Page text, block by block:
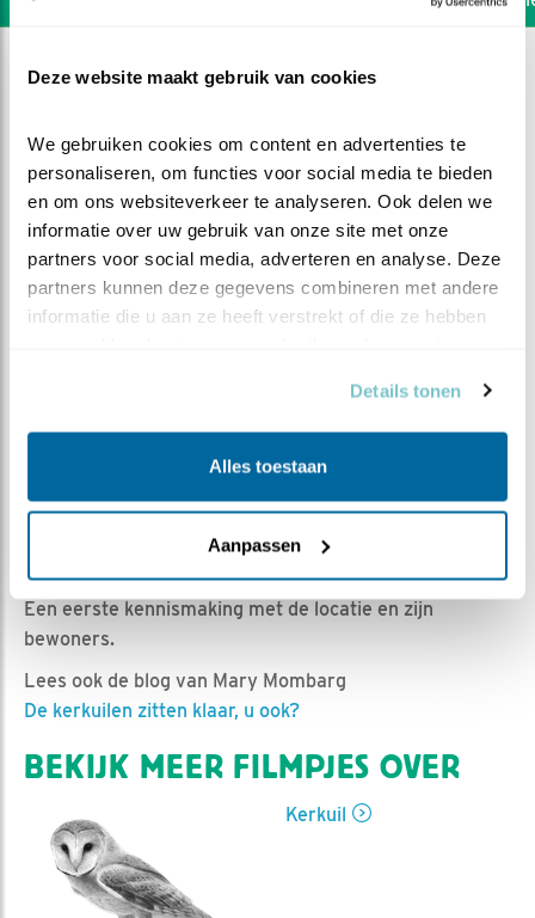
Deze website maakt gebruik van cookies
We gebruiken cookies om content en advertenties te
personaliseren, om functies voor social media te bieden
en om ons websiteverkeer te analyseren. Ook delen we
informatie over uw gebruik van onze site met onze
partners voor social media, adverteren en analyse. Deze
partners kunnen deze gegevens combineren met andere
informatie die u aan ze heeft verstrekt of die ze hebben
Details tonen
Alles toestaan
Aanpassen
Start seizoen 2022
Ed Hoogkamer | Geplaatst op 27 februari 2022, 7:00 |
Een eerste kennismaking met de locatie en zijn
bewoners.
Lees ook de blog van Mary Mombarg
De kerkuilen zitten klaar, u ook?
BEKIJK MEER FILMPJES OVER
Kerkuil